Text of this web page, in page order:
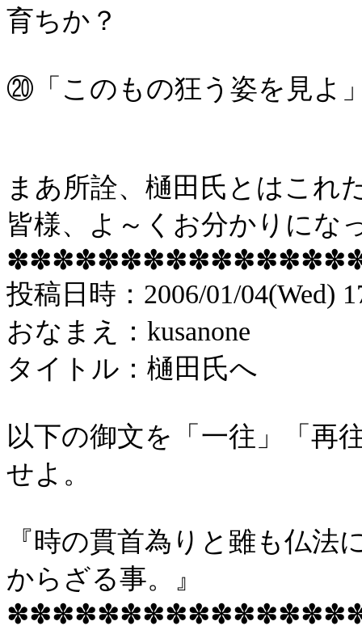
育ちか？
⑳「このもの狂う姿を見よ
まあ所詮、樋田氏とはこれ
皆様、よ～くお分かりにな
投稿 日時： 2006/01/04(Wed)
おなまえ： kusanone
タイトル：樋田氏へ
以下の御文を「一往」「再
せよ。
『時の貫首為りと雖も仏
からざる事。』